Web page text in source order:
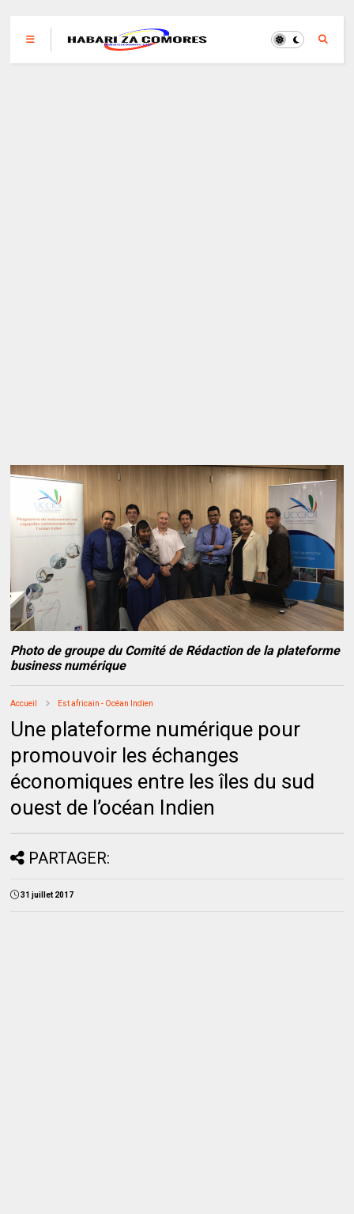
Photo de groupe du Comité de Rédaction de la plateforme
business numérique
Accueil Est africain - Océan Indien
Une plateforme numérique pour
promouvoir les échanges
économiques entre les îles du sud
ouest de l’océan Indien
PARTAGER:
31 juillet 2017